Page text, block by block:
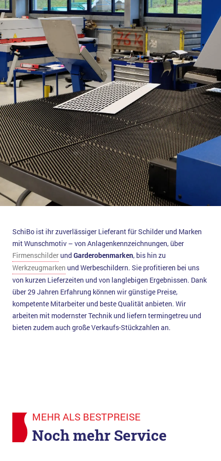
SchiBo ist ihr zuverlässiger Lieferant für Schilder und Marken
mit Wunschmotiv – von Anlagenkennzeichnungen, über
Firmenschilder und Garderobenmarken, bis hin zu
Werkzeugmarken und Werbeschildern. Sie profitieren bei uns
von kurzen Lieferzeiten und von langlebigen Ergebnissen. Dank
über 29 Jahren Erfahrung können wir günstige Preise,
kompetente Mitarbeiter und beste Qualität anbieten. Wir
arbeiten mit modernster Technik und liefern termingetreu und
bieten zudem auch große Verkaufs-Stückzahlen an.
Noch mehr Service
MEHR ALS BESTPREISE